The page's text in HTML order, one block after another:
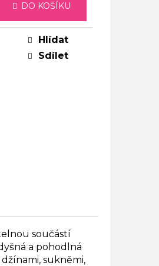
DO KOŠÍKU
Hlídat
Sdílet
součástí
a pohodlná
sukněmi,